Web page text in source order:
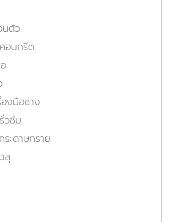
นตัว
อนกรีต
องมือช่าง
วซึม
ระดาษทราย
ลุ